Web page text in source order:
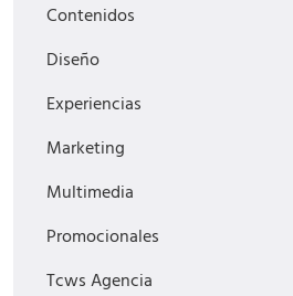
Contenidos
Diseño
Experiencias
Marketing
Multimedia
Promocionales
Tcws Agencia